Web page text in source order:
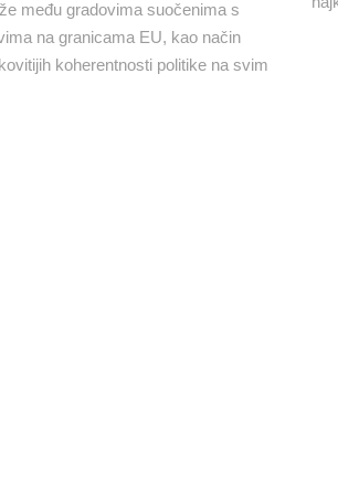
među gradovima suočenima s
na granicama EU, kao način
koherentnosti politike na svim